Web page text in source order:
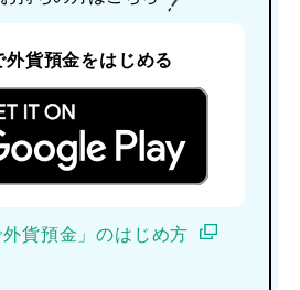
外貨預金をはじめる
外貨預金」のはじめ方